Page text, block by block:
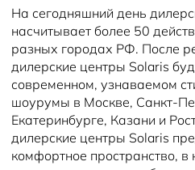
На сегодняшний день
насчитывает более 50
разных городах РФ. После
дилерские центры Solaris
современном, узнаваемом
шоурумы в Москве, Санкт-
Екатеринбурге, Казани и
дилерские центры Solaris
комфортное пространство,